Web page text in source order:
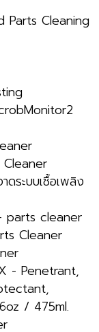
Parts Cleaning
ดระบบเชื้อเพลิง
parts cleaner
Cleaner
- Penetrant,
/ 475ml.